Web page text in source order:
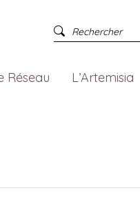
Réseau L’Artemisia